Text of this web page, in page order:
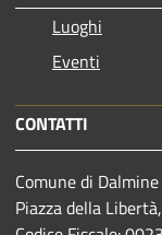
Luoghi
Eventi
CONTATTI
Comune di Dalmine
Piazza della